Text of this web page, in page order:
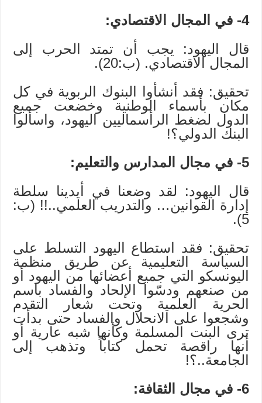
4- في المجال الاقتصادي:
قال اليهود: يجب أن تمتد الحرب إلى
المجال الاقتصادي. (ب:20).
تحقيق: فقد أنشأوا البنوك الربوية في كل
مكان بأسماء الوطنية وخضعت جميع
الدول لضغط الرأسماليين اليهود، واسألوا
البنك الدولي؟!
5- في مجال المدارس والتعليم:
قال اليهود: لقد وضعنا في أيدينا سلطة
إدارة القوانين… والتدريب العلمي..!! (ب:
5).
تحقيق: فقد استطاع اليهود التسلط على
السياسة التعليمية عن طريق منظمة
اليونسكو التي جميع أعضائها من اليهود أو
من صنعهم ودسّوا الإلحاد والفساد باسم
الحرية العلمية وتحت شعار التقدم
وشجعوا على الانحلال والفساد حتى بدأت
ترى البنت المسلمة وكأنها شبه عارية أو
أنها راقصة تحمل كتاباً وتذهب إلى
الجامعة..؟!
6- في مجال الثقافة: